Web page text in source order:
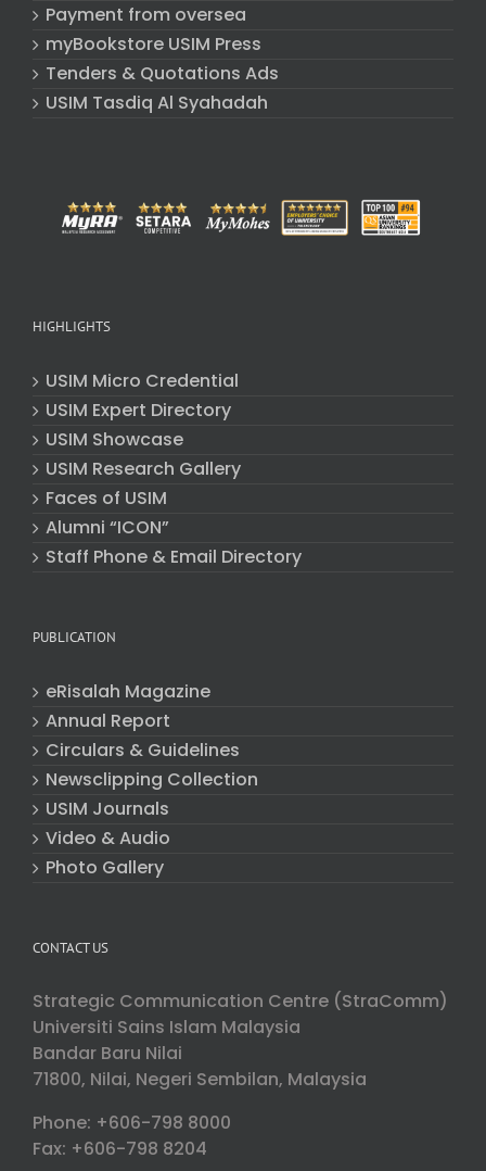
Payment from oversea
myBookstore USIM Press
Tenders & Quotations Ads
USIM Tasdiq Al Syahadah
HIGHLIGHTS
USIM Micro Credential
USIM Expert Directory
USIM Showcase
USIM Research Gallery
Faces of USIM
Alumni “ICON”
Staff Phone & Email Directory
PUBLICATION
eRisalah Magazine
Annual Report
Circulars & Guidelines
Newsclipping Collection
USIM Journals
Video & Audio
Photo Gallery
CONTACT US
Strategic Communication Centre (StraComm)
Universiti Sains Islam Malaysia
Bandar Baru Nilai
71800, Nilai, Negeri Sembilan, Malaysia
Phone: +606-798 8000
Fax: +606-798 8204